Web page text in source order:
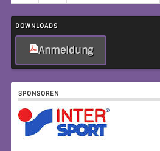
DOWNLOADS
Anmeldung
SPONSOREN